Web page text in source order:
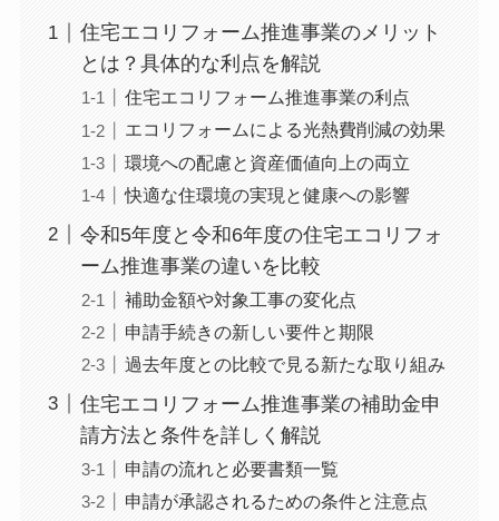
住宅エコリフォーム推進事業のメリット
とは？具体的な利点を解説
住宅エコリフォーム推進事業の利点
エコリフォームによる光熱費削減の効果
環境への配慮と資産価値向上の両立
快適な住環境の実現と健康への影響
令和5年度と令和6年度の住宅エコリフォ
ーム推進事業の違いを比較
補助金額や対象工事の変化点
申請手続きの新しい要件と期限
過去年度との比較で見る新たな取り組み
住宅エコリフォーム推進事業の補助金申
請方法と条件を詳しく解説
申請の流れと必要書類一覧
申請が承認されるための条件と注意点